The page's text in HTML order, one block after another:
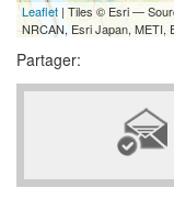
Leaflet | Tiles © Esri —
NRCAN, Esri Japan, METI,
Partager: